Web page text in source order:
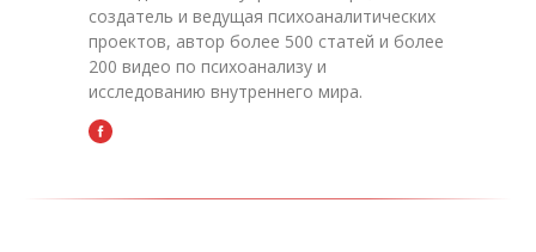
создатель и ведущая психоаналитических
проектов, автор более 500 статей и более
200 видео по психоанализу и
исследованию внутреннего мира.